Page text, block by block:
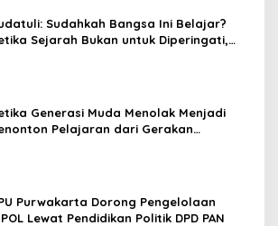
Sudahkah Bangsa Ini Belajar?
Sejarah Bukan untuk Diperingati,
Generasi Muda Menolak Menjadi
Pelajaran dari Gerakan
Purwakarta Dorong Pengelolaan
Lewat Pendidikan Politik DPD PAN